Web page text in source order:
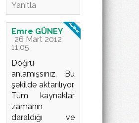
Yanıtla
Emre GÜNEY
26 Mart 2012
11:05
Doğru
anlamışsınız. Bu
şekilde aktarılıyor.
Tüm kaynaklar
zamanın
daraldığı ve